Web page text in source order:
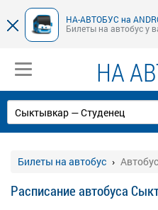
НА-АВТОБУС на
Билеты на автобус у
НА
Билеты на автобус
Расписание автобуса